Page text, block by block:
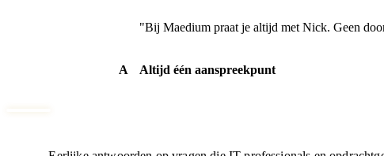
"Bij Maedium praat je altijd met Nick. Geen
A Altijd één aanspreekpunt